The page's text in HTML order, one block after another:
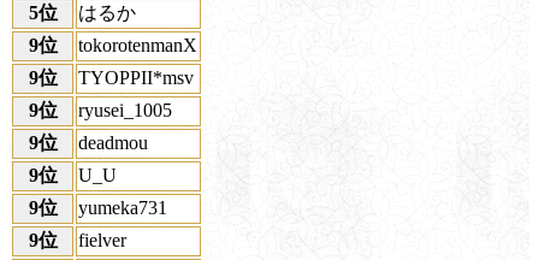
5位
はるか
9位
tokorotenmanX
9位
TYOPPII*msv
9位
ryusei_1005
9位
deadmou
9位
U_U
9位
yumeka731
9位
fielver